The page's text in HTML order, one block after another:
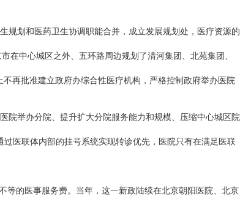
规划和医药卫生协调职能合并，成立发展规划处，医疗资源的
在中心城区之外、五环路周边规划了清河集团、北苑集团、
再批准建立政府办综合性医疗机构，严格控制政府举办医院
院举办分院、提升扩大分院服务能力和规模、压缩中心城区院
医联体内部的挂号系统实现转诊优先，医院只有在满足医联
等的医事服务费。当年，这一新政陆续在北京朝阳医院、北京